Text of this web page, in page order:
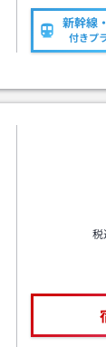
新幹線
付きプ
税